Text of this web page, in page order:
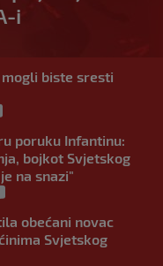
i
biste sresti
poruku Infantinu:
bojkot Svjetskog
na snazi"
obećani novac
Svjetskog